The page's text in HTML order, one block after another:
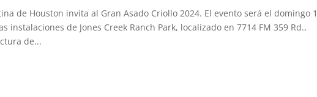
de Houston invita al Gran Asado Criollo 2024. El evento será el domingo
instalaciones de Jones Creek Ranch Park, localizado en 7714 FM 359 Rd.,
de...